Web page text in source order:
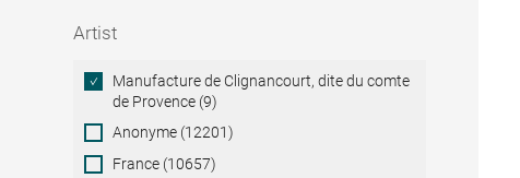
Artist
ArtistManufacture de Clignancourt, dite du comte
de Provence (9)
Anonyme (12201)
France (10657)